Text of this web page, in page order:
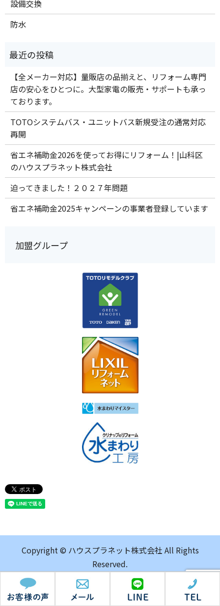
設備交換
防水
【全メーカー対応】量販店の品揃えと、リフォーム専門
店の安心をひとつに。大型家電の販売・サポートも承っ
ております。
TOTOシステムバス・ユニットバス新規受注の通常対応
再開
省エネ補助金2026を使ってお得にリフォーム！|山科区
のハウスプラネット株式会社
迫ってきました！２０２７年問題
省エネ補助金2025キャンペーンの事業者登録しています
加盟グループ
Copyright © ハウスプラネット株式会社 All Rights
Reserved.
【掲載の記事・写真・イラストなどの無断複写・転載を禁